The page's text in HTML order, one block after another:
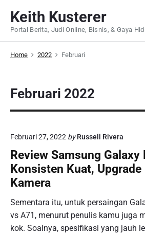
p
Keith Kusterer
Portal Berita, Judi Online, Bisnis, & Gaya
Home 2022 Februari
Februari 2022
Februari 27, 2022 by Russell Rivera
Review Samsung Galaxy
Konsisten Kuat, Upgrade
Kamera
Sementara itu, untuk persaingan
vs A71, menurut penulis kamu juga
kok. Soalnya, spesifikasi yang jauh